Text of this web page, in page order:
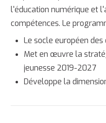
l'éducation numérique et
compétences. Le
Le socle européen des
Met en œuvre la
jeunesse 2019-2027
Développe la